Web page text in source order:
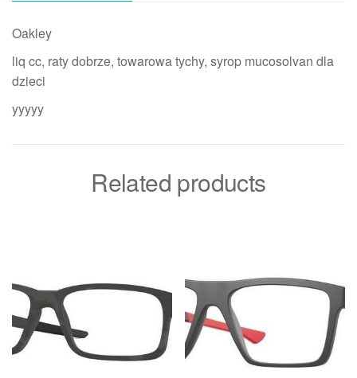
Oakley
liq cc, raty dobrze, towarowa tychy, syrop mucosolvan dla
dzieci
yyyyy
Related products